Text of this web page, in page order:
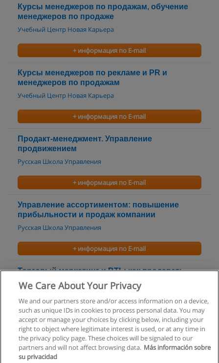
Курсы менеджеров по продажам, обучение
менеджеров по продаже
Учебный Центр Новая Карьера
+ информация по E-mail
Курсы менеджеров по рекламе и PR и
менеджеров по продажам
Учебный Центр Новая Карьера
+ информация по E-mail
Продакт-менеджмент. Управление
продвижением
Русская Школа Управления
+ информация по E-mail
Управление ассортиментом: повышение
прибыльности и продаж компании
Русская Школа Управления
+ информация по E-mail
Торговый маркетинг и BTL: как продавать
больше!
+ информация по E-mail
We Care About Your Privacy
We and our partners store and/or access information on a device,
such as unique IDs in cookies to process personal data. You may
accept or manage your choices by clicking below, including your
right to object where legitimate interest is used, or at any time in
the privacy policy page. These choices will be signaled to our
partners and will not affect browsing data. Más información sobre
su privacidad